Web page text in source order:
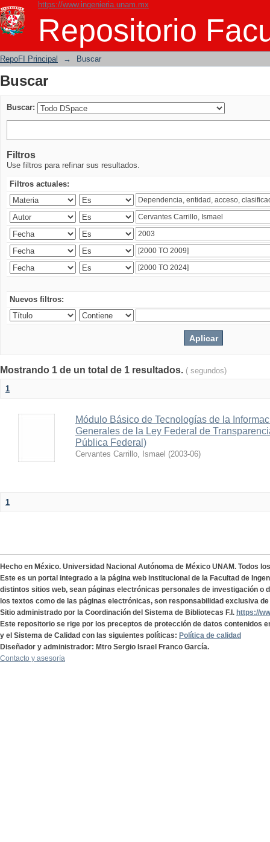
https://www.ingenieria.unam.mx
Repositorio
Buscar
RepoFI Principal → Buscar
Buscar
Buscar:
Filtros
Use filtros para refinar sus resultados.
Filtros actuales:
Nuevos filtros:
Mostrando 1 de un total de 1 resultados. ( segundos)
1
Módulo Básico de Tecnologías de la
Generales de la Ley Federal de
Pública Federal)
Cervantes Carrillo, Ismael (2003-06)
1
Hecho en México. Universidad Nacional Autónoma de México UNAM. Todos
Este es un portal integrado a la página web institucional de la Facultad de
distintos sitios web, sean páginas electrónicas personales de investigación o
los textos como de las páginas electrónicas, son responsabilidad exclusiva
Sitio administrado por la Coordinación del Sistema de Bibliotecas F.I. https://
Este repositorio se rige por los preceptos de protección de datos contenidos
y el Sistema de Calidad con las siguientes políticas: Política de calidad
Diseñador y administrador: Mtro Sergio Israel Franco García.
Contacto y asesoría